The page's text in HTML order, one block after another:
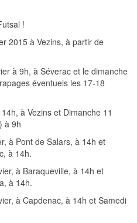
!
2015 à Vezins, à partir de
à 9h, à Séverac et le dimanche
éventuels les 17-18
à Vezins et Dimanche 11
à 9h
à Pont de Salars, à 14h et
à 14h.
à Baraqueville, à 14h et
à 14h.
à Capdenac, à 14h et Samedi